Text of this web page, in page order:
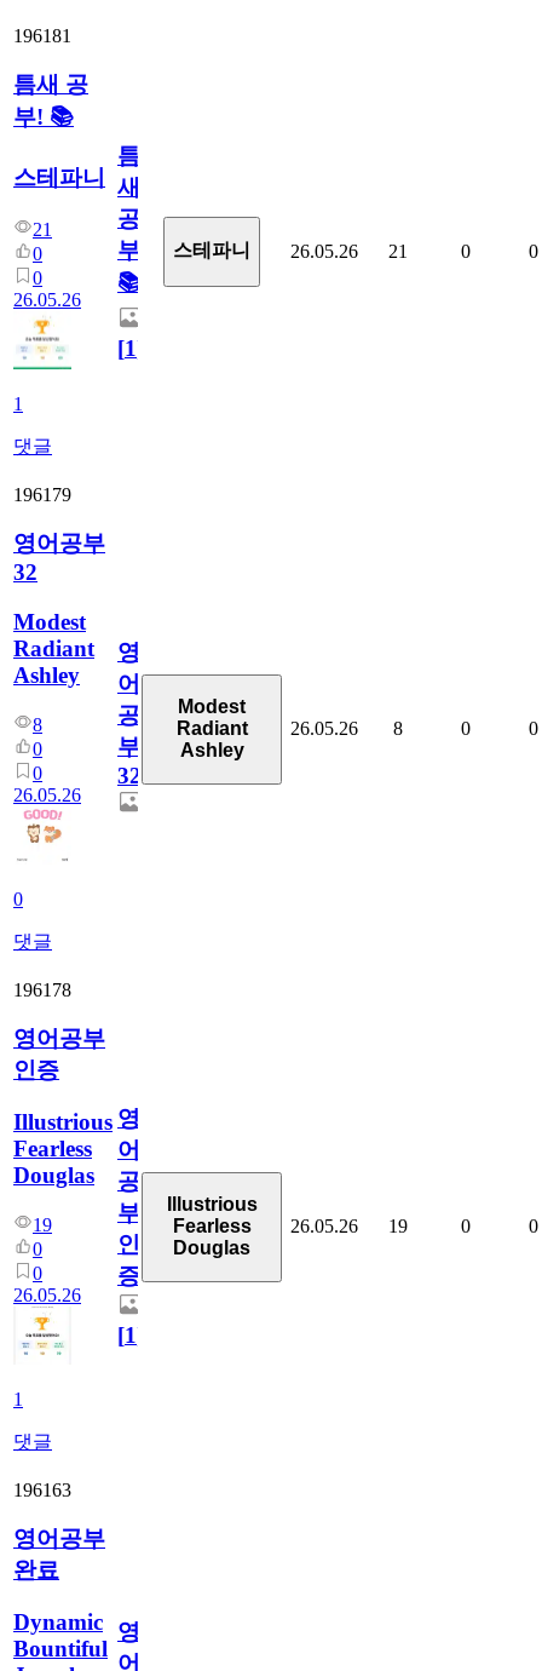
196181
틈새 공
부! 📚
스테파니
21
0
0
26.05.26
1
댓글
틈
새
공
부!
📚
[1]
스테파니 26.05.26 21 0 0
196179
영어공부
32
Modest
Radiant
Ashley
8
0
0
26.05.26
0
댓글
영
어
공
부
32
Modest
Radiant
Ashley
26.05.26 8 0 0
196178
영어공부
인증
Illustrious
Fearless
Douglas
19
0
0
26.05.26
1
댓글
영
어
공
부
인
증
[1]
Illustrious
Fearless
Douglas
26.05.26 19 0 0
196163
영어공부
완료
Dynamic
Bountiful
영
어